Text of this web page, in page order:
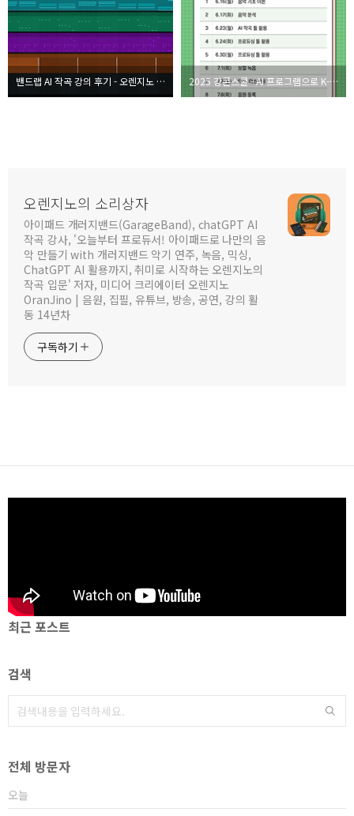
밴드랩 AI 작곡 강의 후기 - 오렌지노 서울여고 특강 2025 강콘스쿨 - AI 프로그램으로 K-POP 작곡하기 강의 소개 | 강사 오렌지노]
오렌지노의 소리상자
아이패드 개러지밴드(GarageBand), chatGPT AI
작곡 강사, '오늘부터 프로듀서! 아이패드로 나만의 음
악 만들기 with 개러지밴드 악기 연주, 녹음, 믹싱,
ChatGPT AI 활용까지, 취미로 시작하는 오렌지노의
작곡 입문' 저자, 미디어 크리에이터 오렌지노
OranJino | 음원, 집필, 유튜브, 방송, 공연, 강의 활
동 14년차
구독하기
최근 포스트
검색
전체 방문자
오늘